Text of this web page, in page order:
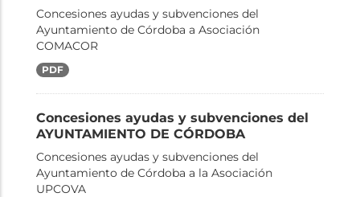
Concesiones ayudas y subvenciones del
Ayuntamiento de Córdoba a Asociación
COMACOR
PDF
Concesiones ayudas y subvenciones del
AYUNTAMIENTO DE CÓRDOBA
Concesiones ayudas y subvenciones del
Ayuntamiento de Córdoba a la Asociación
UPCOVA